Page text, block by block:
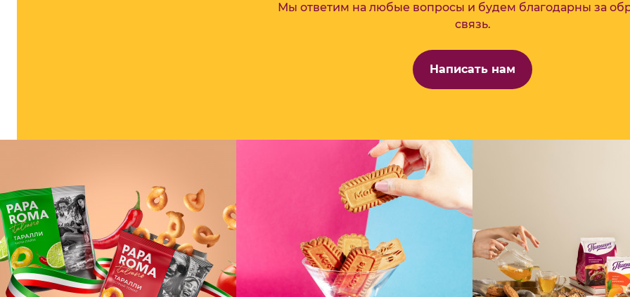
Мы ответим на любые вопросы и будем благодарны за
связь.
Написать нам